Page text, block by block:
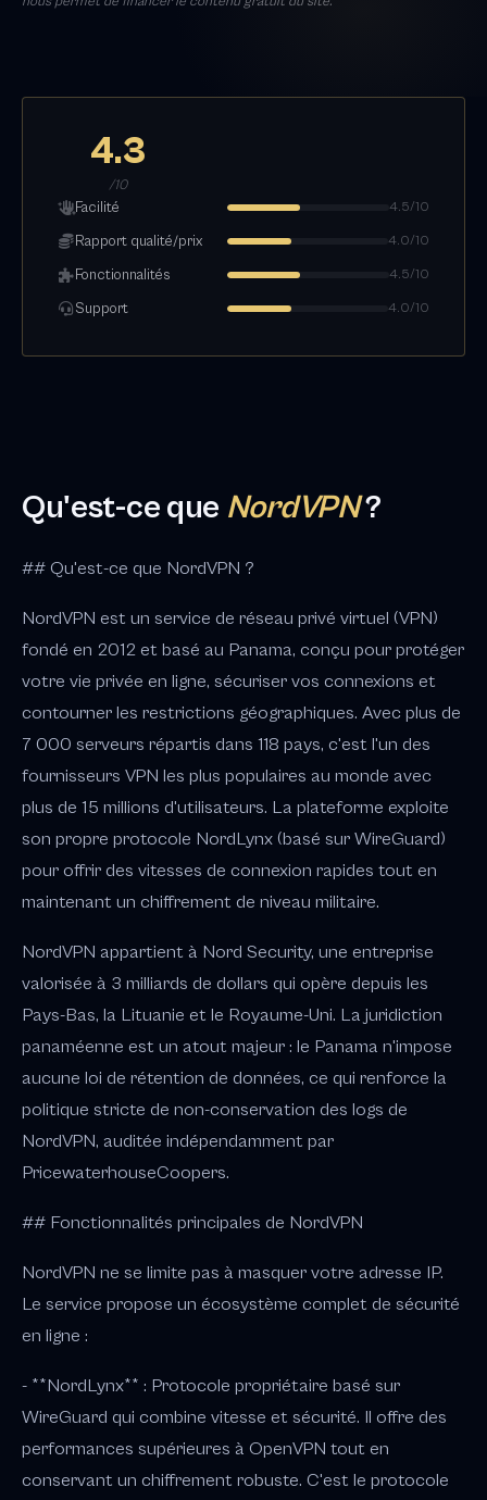
4.3
/10
Facilité 4.5/10
Rapport qualité/prix 4.0/10
Fonctionnalités 4.5/10
Support 4.0/10
Qu'est-ce que NordVPN?
## Qu'est-ce que NordVPN ?
NordVPN est un service de réseau privé virtuel (VPN)
fondé en 2012 et basé au Panama, conçu pour protéger
votre vie privée en ligne, sécuriser vos connexions et
contourner les restrictions géographiques. Avec plus de
7 000 serveurs répartis dans 118 pays, c'est l'un des
fournisseurs VPN les plus populaires au monde avec
plus de 15 millions d'utilisateurs. La plateforme exploite
son propre protocole NordLynx (basé sur WireGuard)
pour offrir des vitesses de connexion rapides tout en
maintenant un chiffrement de niveau militaire.
NordVPN appartient à Nord Security, une entreprise
valorisée à 3 milliards de dollars qui opère depuis les
Pays-Bas, la Lituanie et le Royaume-Uni. La juridiction
panaméenne est un atout majeur : le Panama n'impose
aucune loi de rétention de données, ce qui renforce la
politique stricte de non-conservation des logs de
NordVPN, auditée indépendamment par
PricewaterhouseCoopers.
## Fonctionnalités principales de NordVPN
NordVPN ne se limite pas à masquer votre adresse IP.
Le service propose un écosystème complet de sécurité
en ligne :
- **NordLynx** : Protocole propriétaire basé sur
WireGuard qui combine vitesse et sécurité. Il offre des
performances supérieures à OpenVPN tout en
conservant un chiffrement robuste. C'est le protocole